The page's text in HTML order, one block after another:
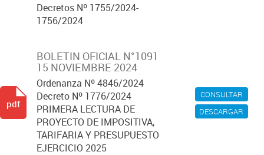
Decretos Nº 1755/2024-
1756/2024
CONSULTAR
DESCARGAR
BOLETIN OFICIAL N°1091
15 NOVIEMBRE 2024
Ordenanza Nº 4846/2024
Decreto Nº 1776/2024
PRIMERA LECTURA DE
PROYECTO DE IMPOSITIVA,
TARIFARIA Y PRESUPUESTO
EJERCICIO 2025
pdf